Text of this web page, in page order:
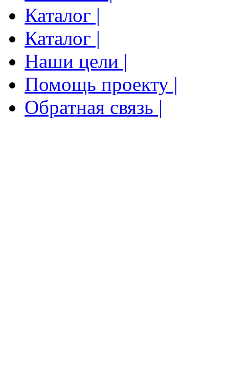
Каталог |
Каталог |
Наши цели |
Помощь проекту |
Обратная связь |